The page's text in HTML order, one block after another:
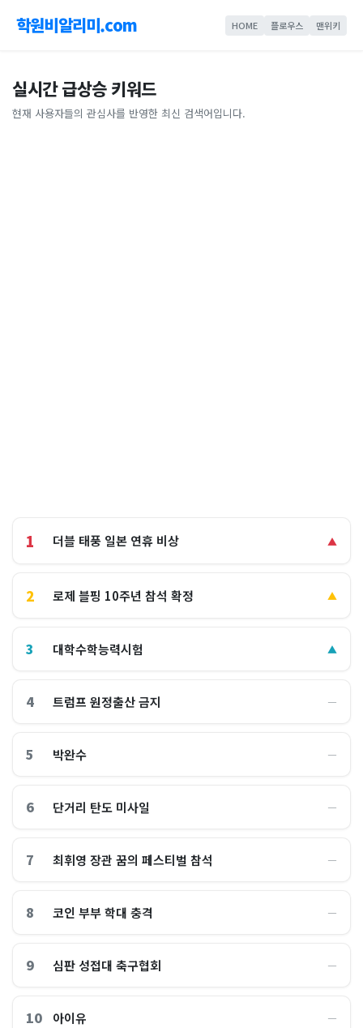
학원비알리미.com HOME 플로우스 맨위키
실시간 급상승 키워드
현재 사용자들의 관심사를 반영한 최신 검색어입니다.
1 더블 태풍 일본 연휴 비상 ▲
2 로제 블핑 10주년 참석 확정 ▲
3 대학수학능력시험 ▲
4 트럼프 원정출산 금지 ―
5 박완수 ―
6 단거리 탄도 미사일 ―
7 최휘영 장관 꿈의 페스티벌 참석 ―
8 코인 부부 학대 충격 ―
9 심판 성접대 축구협회 ―
10 아이유 ―